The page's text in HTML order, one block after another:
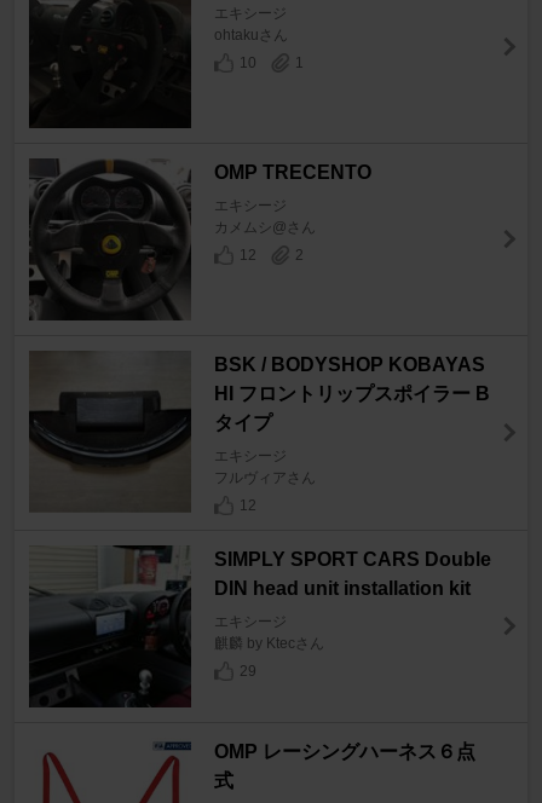
エキシージ
ohtakuさん
10
1
OMP TRECENTO
エキシージ
カメムシ@さん
12
2
BSK / BODYSHOP KOBAYAS
HI フロントリップスポイラー B
タイプ
エキシージ
フルヴィアさん
12
SIMPLY SPORT CARS Double
DIN head unit installation kit
エキシージ
麒麟 by Ktecさん
29
OMP レーシングハーネス６点
式